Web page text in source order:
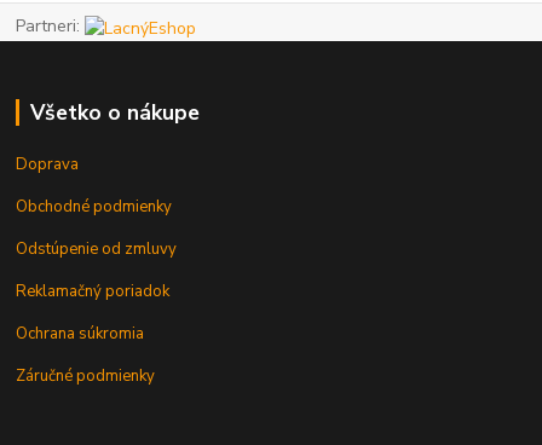
Partneri:
Všetko o nákupe
Doprava
Obchodné podmienky
Odstúpenie od zmluvy
Reklamačný poriadok
Ochrana súkromia
Záručné podmienky